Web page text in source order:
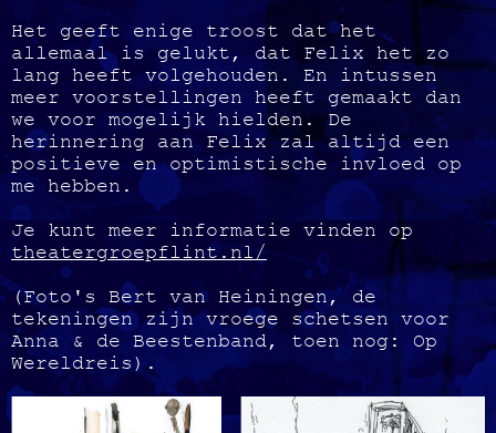
Het geeft enige troost dat het
allemaal is gelukt, dat Felix het zo
lang heeft volgehouden. En intussen
meer voorstellingen heeft gemaakt dan
we voor mogelijk hielden. De
herinnering aan Felix zal altijd een
positieve en optimistische invloed op
me hebben.
Je kunt meer informatie vinden op
theatergroepflint.nl/
(Foto's Bert van Heiningen, de
tekeningen zijn vroege schetsen voor
Anna & de Beestenband, toen nog: Op
Wereldreis).